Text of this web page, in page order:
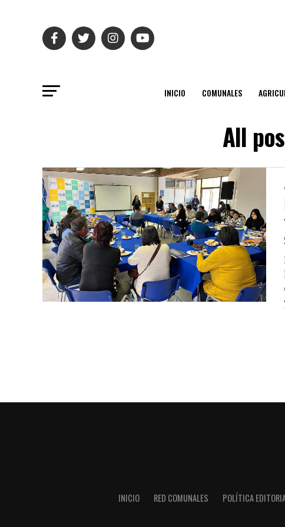
INICIO COMUNALES
All
INICIO RED COMUNALES POLÍTICA